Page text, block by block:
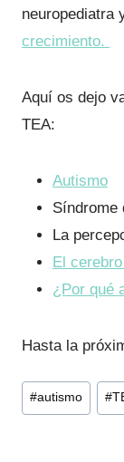
neuropediatra
crecimiento.
Aquí os dejo
TEA:
Autismo
Síndrome
La
El
¿Por qué
Hasta la
Etiquetas
de
#autismo #